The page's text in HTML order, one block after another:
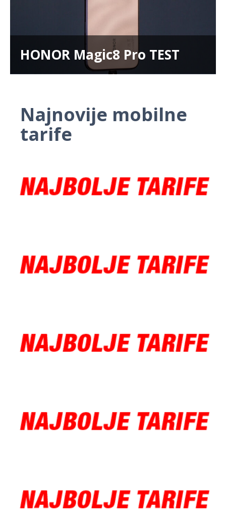
HONOR Magic8 Pro TEST
Najnovije mobilne
tarife